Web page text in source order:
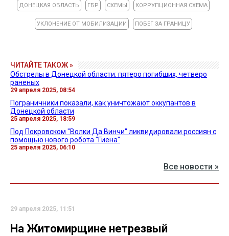
ДОНЕЦКАЯ ОБЛАСТЬ ГБР СХЕМЫ КОРРУПЦИОННАЯ СХЕМА
УКЛОНЕНИЕ ОТ МОБИЛИЗАЦИИ ПОБЕГ ЗА ГРАНИЦУ
ЧИТАЙТЕ ТАКОЖ »
Обстрелы в Донецкой области: пятеро погибших, четверо
раненых
29 апреля 2025, 08:54
Пограничники показали, как уничтожают оккупантов в
Донецкой области
25 апреля 2025, 18:59
Под Покровском "Волки Да Винчи" ликвидировали россиян с
помощью нового робота "Гиена"
25 апреля 2025, 06:10
Все новости »
29 апреля 2025, 11:51
На Житомирщине нетрезвый